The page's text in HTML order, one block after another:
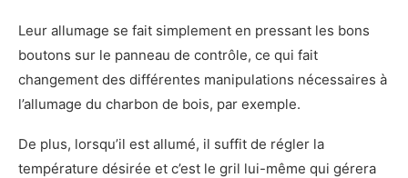
Leur allumage se fait simplement en pressant les bons
boutons sur le panneau de contrôle, ce qui fait
changement des différentes manipulations nécessaires à
l’allumage du charbon de bois, par exemple.
De plus, lorsqu’il est allumé, il suffit de régler la
température désirée et c’est le gril lui-même qui gérera